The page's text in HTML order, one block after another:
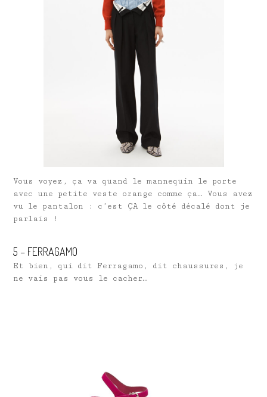
Vous voyez, ça va quand le mannequin le porte
avec une petite veste orange comme ça… Vous avez
vu le pantalon : c’est ÇA le côté décalé dont je
parlais !
5 – FERRAGAMO
Et bien, qui dit Ferragamo, dit chaussures, je
ne vais pas vous le cacher…